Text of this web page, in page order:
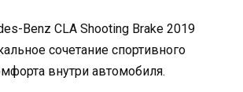
Benz CLA Shooting Brake 2019
сочетание спортивного
внутри автомобиля.